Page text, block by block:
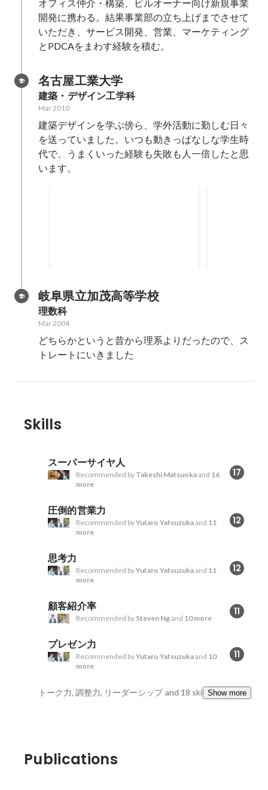
オフィス仲介・構築、ビルオーナー向け新規事業
開発に携わる。結果事業部の立ち上げまでさせて
いただき、サービス開発、営業、マーケティング
とPDCAをまわす経験を積む。
名古屋工業大学
建築・デザイン工学科
Mar 2010
建築デザインを学ぶ傍ら、学外活動に勤しむ日々
を送っていました。いつも動きっぱなしな学生時
代で、うまくいった経験も失敗も人一倍したと思
います。
されるイベントの共催、若宮大通
り下で屋外イベント「プラットシ
アター」の運営などを行う。
岐阜県立加茂高等学校
理数科
Mar 2004
どちらかというと昔から理系よりだったので、ス
トレートにいきました
Skills
スーパーサイヤ人
17
Recommended by Takeshi Matsuokaand 16
more
圧倒的営業力
12
Recommended byYutaro Yatsuzukaand 11
more
思考力
12
Recommended byYutaro Yatsuzukaand 11
more
顧客紹介率 11
Recommended by Steven Ngand 10 more
プレゼン力
11
Recommended byYutaro Yatsuzukaand 10
more
トーク力, 調整力, リーダーシップ and 18 skillsShow more
Publications